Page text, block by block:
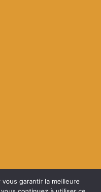
garantir la meilleure